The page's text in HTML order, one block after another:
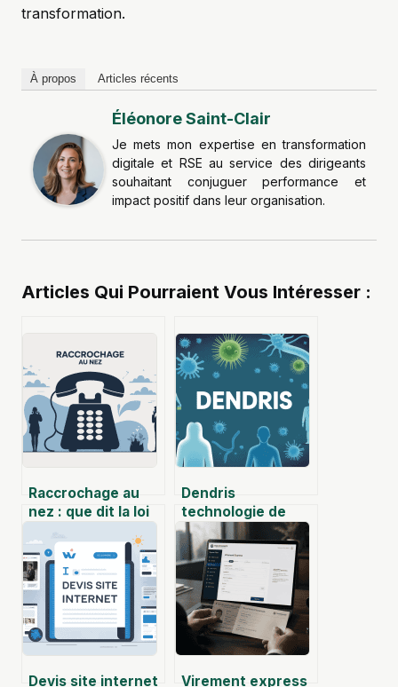
transformation.
À propos Articles récents
Éléonore Saint-Clair
Je mets mon expertise en transformation
digitale et RSE au service des dirigeants
souhaitant conjuguer performance et
impact positif dans leur organisation.
Articles Qui Pourraient Vous Intéresser :
Raccrochage au
nez : que dit la loi
?
Dendris
technologie de
biopuces adn pour
le diagnostic
microbiologique
rapide
Devis site internet
Virement express